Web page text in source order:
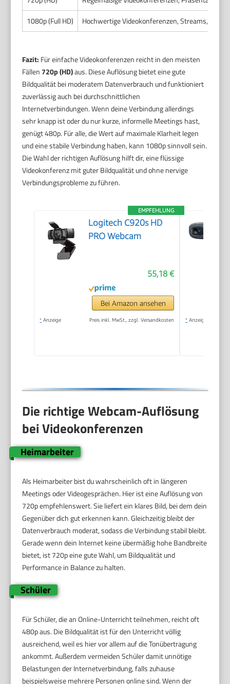
1080p (Full HD)
Hochwertige Videokonferenzen, Streams,
Fazit: Für einfache Videokonferenzen reicht in den meisten
Fällen 720p (HD)aus. Diese Auflösung bietet eine gute
Bildqualität bei moderatem Datenverbrauch und funktioniert
zuverlässig auch bei durchschnittlichen
Internetverbindungen. Wenn deine Verbindung allerdings
sehr knapp ist oder du nur kurze, informelle Meetings hast,
genügt 480p. Für alle, die Wert auf maximale Klarheit legen
und eine stabile Verbindung haben, kann 1080p sinnvoll sein.
Die Wahl der richtigen Auflösung hilft dir, eine flüssige
Videokonferenz mit guter Bildqualität und ohne nervige
Verbindungsprobleme zu führen.
EMPFEHLUNG
Logitech C920s HD
PRO Webcam
55,18 €
Bei Amazon ansehen
* Anzeige Preis inkl. MwSt., zzgl. Versandkosten * Anzeige
Die richtige Webcam-Auflösung
bei Videokonferenzen
Heimarbeiter
Als Heimarbeiter bist du wahrscheinlich oft in längeren
Meetings oder Videogesprächen. Hier ist eine Auflösung von
720p empfehlenswert. Sie liefert ein klares Bild, bei dem dein
Gegenüber dich gut erkennen kann. Gleichzeitig bleibt der
Datenverbrauch moderat, sodass die Verbindung stabil bleibt.
Gerade wenn dein Internet keine übermäßig hohe Bandbreite
bietet, ist 720p eine gute Wahl, um Bildqualität und
Performance in Balance zu halten.
Schüler
Für Schüler, die an Online-Unterricht teilnehmen, reicht oft
480p aus. Die Bildqualität ist für den Unterricht völlig
ausreichend, weil es hier vor allem auf die Tonübertragung
ankommt. Außerdem vermeiden Schüler damit unnötige
Belastungen der Internetverbindung, falls zuhause
beispielsweise mehrere Personen online sind. Wenn der